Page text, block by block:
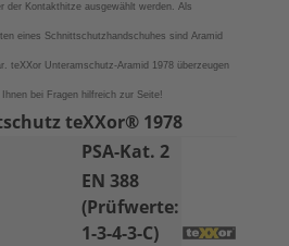
der Kontakthitze ausgewählt werden. Als
eines Schnittschutzhandschuhes sind Aramid
teXXor Unteramschutz-Aramid 1978 überzeugen
bei Fragen hilfreich zur Seite!
teXXor® 1978
PSA-Kat. 2
EN 388
(Prüfwerte:
1-3-4-3-C)